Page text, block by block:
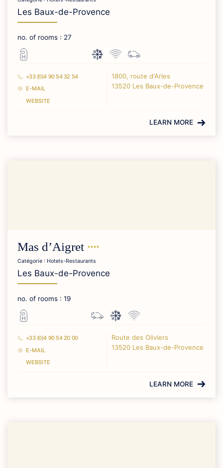
Les Baux-de-Provence
no. of rooms : 27
+33 (0)4 90 54 32 54
E-MAIL
WEBSITE
1800, route d'Arles
13520 Les Baux-de-Provence
LEARN MORE
Mas d’Aigret
Catégorie : Hotels-Restaurants
Les Baux-de-Provence
no. of rooms : 19
+33 (0)4 90 54 20 00
E-MAIL
WEBSITE
Route des Oliviers
13520 Les Baux-de-Provence
LEARN MORE